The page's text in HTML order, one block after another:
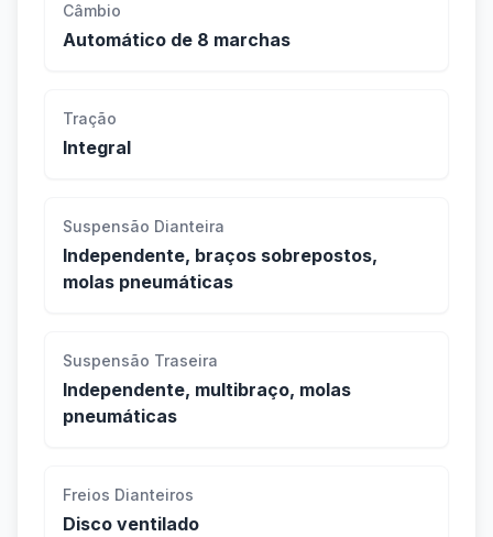
Câmbio
Automático de 8 marchas
Tração
Integral
Suspensão Dianteira
Independente, braços sobrepostos,
molas pneumáticas
Suspensão Traseira
Independente, multibraço, molas
pneumáticas
Freios Dianteiros
Disco ventilado